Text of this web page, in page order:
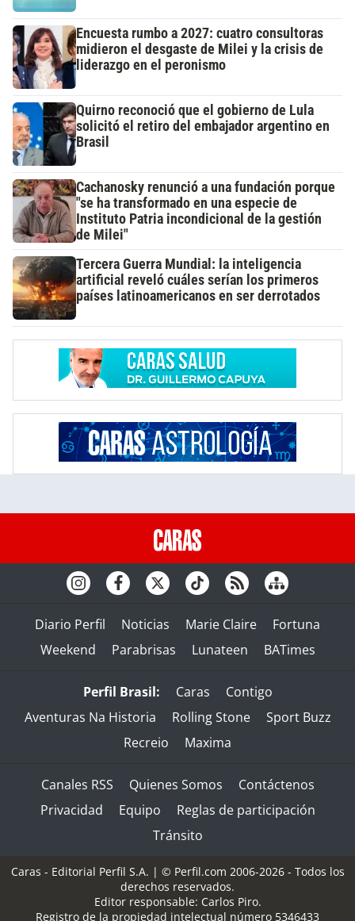
Encuesta rumbo a 2027: cuatro consultoras
midieron el desgaste de Milei y la crisis de
liderazgo en el peronismo
Quirno reconoció que el gobierno de Lula
solicitó el retiro del embajador argentino en
Brasil
Cachanosky renunció a una fundación porque
"se ha transformado en una especie de
Instituto Patria incondicional de la gestión
de Milei"
Tercera Guerra Mundial: la inteligencia
artificial reveló cuáles serían los primeros
países latinoamericanos en ser derrotados
Diario Perfil Noticias Marie Claire
Fortuna
Weekend
Parabrisas Lunateen BATimes
Perfil Brasil: Caras
Contigo
Aventuras Na Historia
Rolling Stone
Sport Buzz
Recreio
Maxima
Canales RSS Quienes Somos
Contáctenos
Privacidad
Equipo
Reglas de participación
Tránsito
Caras - Editorial Perfil S.A. | © Perfil.com 2006-2026 - Todos los
derechos reservados.
Editor responsable: Carlos Piro.
Registro de la propiedad intelectual número 5346433